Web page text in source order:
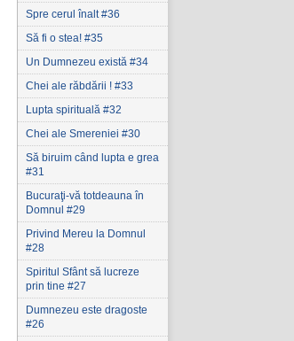
Spre cerul înalt #36
Să fi o stea! #35
Un Dumnezeu există #34
Chei ale răbdării ! #33
Lupta spirituală #32
Chei ale Smereniei #30
Să biruim când lupta e grea
#31
Bucuraţi-vă totdeauna în
Domnul #29
Privind Mereu la Domnul
#28
Spiritul Sfânt să lucreze
prin tine #27
Dumnezeu este dragoste
#26